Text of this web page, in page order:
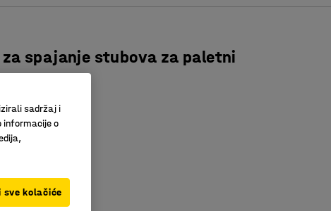
za spajanje stubova za paletni
2763112
regala COMBO
sadržaj i
informacije o
sve kolačiće